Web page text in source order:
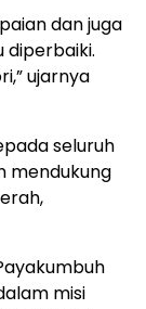
dan juga
diperbaiki.
ujarnya
seluruh
mendukung
misi